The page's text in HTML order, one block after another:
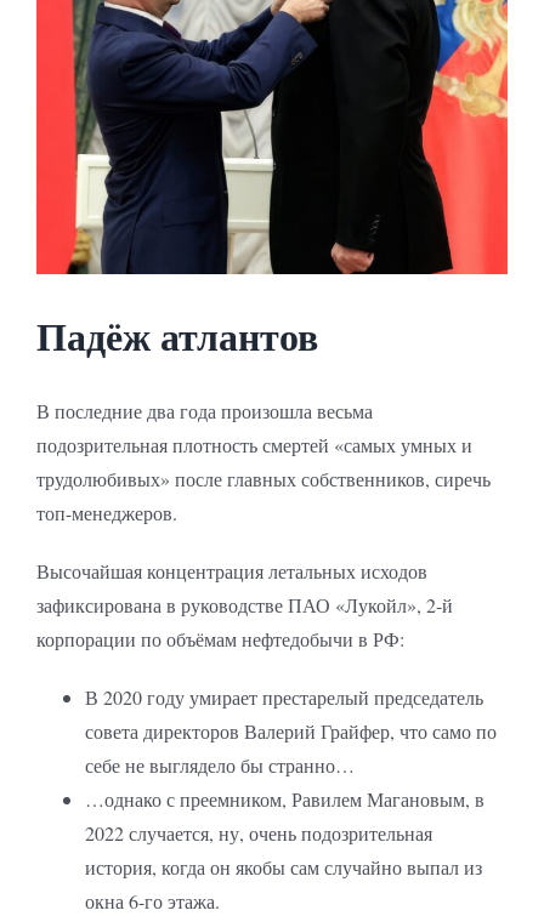
Падёж атлантов
В последние два года произошла весьма
подозрительная плотность смертей «самых умных и
трудолюбивых» после главных собственников, сиречь
топ-менеджеров.
Высочайшая концентрация летальных исходов
зафиксирована в руководстве ПАО «Лукойл», 2-й
корпорации по объёмам нефтедобычи в РФ:
В 2020 году умирает престарелый председатель
совета директоров Валерий Грайфер, что само по
себе не выглядело бы странно…
…однако с преемником, Равилем Магановым, в
2022 случается, ну, очень подозрительная
история, когда он якобы сам случайно выпал из
окна 6-го этажа.